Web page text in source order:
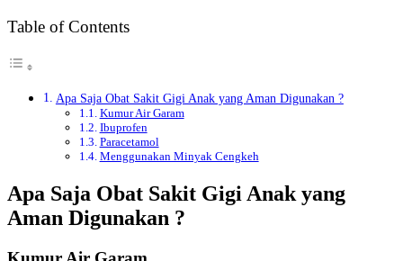
Table of Contents
Apa Saja Obat Sakit Gigi Anak yang Aman Digunakan ?
Kumur Air Garam
Ibuprofen
Paracetamol
Menggunakan Minyak Cengkeh
Apa Saja Obat Sakit Gigi Anak yang
Aman Digunakan ?